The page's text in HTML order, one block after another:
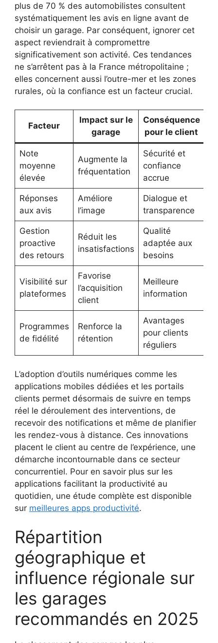
plus de 70 % des automobilistes consultent
systématiquement les avis en ligne avant de
choisir un garage. Par conséquent, ignorer cet
aspect reviendrait à compromettre
significativement son activité. Ces tendances
ne s’arrêtent pas à la France métropolitaine ;
elles concernent aussi l’outre-mer et les zones
rurales, où la confiance est un facteur crucial.
Facteur
Impact sur le
garage
Conséquence
pour le client
Note
moyenne
élevée
Augmente la
fréquentation
Sécurité et
confiance
accrue
Réponses
aux avis
Améliore
l’image
Dialogue et
transparence
Gestion
proactive
des retours
Réduit les
insatisfactions
Qualité
adaptée aux
besoins
Visibilité sur
plateformes
Favorise
l’acquisition
client
Meilleure
information
Programmes
de fidélité
Renforce la
rétention
Avantages
pour clients
réguliers
L’adoption d’outils numériques comme les
applications mobiles dédiées et les portails
clients permet désormais de suivre en temps
réel le déroulement des interventions, de
recevoir des notifications et même de planifier
les rendez-vous à distance. Ces innovations
placent le client au centre de l’expérience, une
démarche incontournable dans ce secteur
concurrentiel. Pour en savoir plus sur les
applications facilitant la productivité au
quotidien, une étude complète est disponible
sur meilleures apps productivité.
Répartition
géographique et
influence régionale sur
les garages
recommandés en 2025